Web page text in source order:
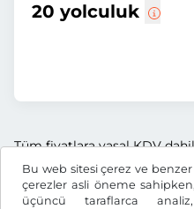
Bu web sitesi çerez ve
çerezler asli öneme
üçüncü taraflarca
20 yolculuk
Tüm fiyatlara yasal KDV